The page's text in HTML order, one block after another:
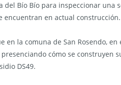
del Bío Bío para inspeccionar una
encuentran en actual construcción.
en la comuna de San Rosendo,
cómo se construyen
DS49.